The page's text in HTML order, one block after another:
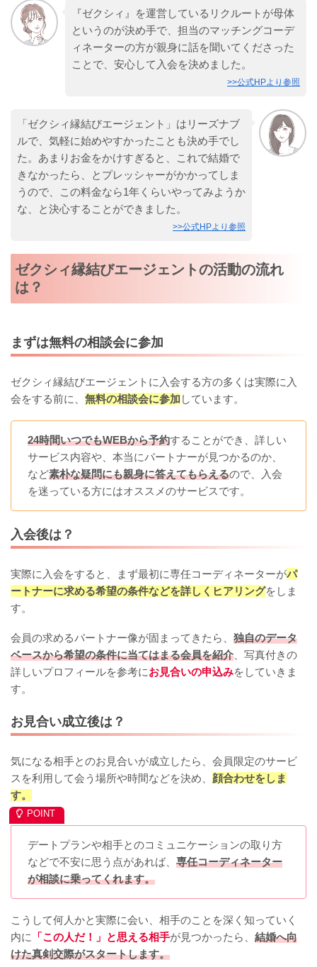
『ゼクシィ』を運営しているリクルートが母体
というのが決め手で、担当のマッチングコーデ
ィネーターの方が親身に話を聞いてくださった
ことで、安心して入会を決めました。
>>公式HPより参照
「ゼクシィ縁結びエージェント」はリーズナブ
ルで、気軽に始めやすかったことも決め手でし
た。あまりお金をかけすぎると、これで結婚で
きなかったら、とプレッシャーがかかってしま
うので、この料金なら1年くらいやってみようか
な、と決心することができました。
>>公式HPより参照
ゼクシィ縁結びエージェントの活動の流れ
は？
まずは無料の相談会に参加
ゼクシィ縁結びエージェントに入会する方の多くは実際に入
会をする前に、 無料の相談会に参加 しています。
24時間いつでもWEBから予約することができ、詳しい
サービス内容や、本当にパートナーが見つかるのか、
など素朴な疑問にも親身に答えてもらえるので、入会
を迷っている方にはオススメのサービスです。
入会後は？
実際に入会をすると、まず最初に専任コーディネーターがパ
ートナーに求める希望の条件などを詳しくヒアリングをしま
す。
会員の求めるパートナー像が固まってきたら、 独自のデータ
ベースから希望の条件に当てはまる会員を紹介 、写真付きの
詳しいプロフィールを参考にお見合いの申込みをしていきま
す。
お見合い成立後は？
気になる相手とのお見合いが成立したら、会員限定のサービ
スを利用して会う場所や時間などを決め、 顔合わせをしま
す。
デートプランや相手とのコミュニケーションの取り方
などで不安に思う点があれば、 専任コーディネーター
が相談に乗ってくれます。
こうして何人かと実際に会い、相手のことを深く知っていく
内に
「この人だ！」と思える相手が見つかったら、 結婚へ向
けた真剣交際がスタートします。